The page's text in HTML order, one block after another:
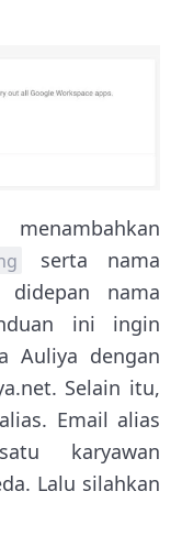
serta nama
didepan nama
ini ingin
Auliya dengan
Selain itu,
Email alias
karyawan
Lalu silahkan